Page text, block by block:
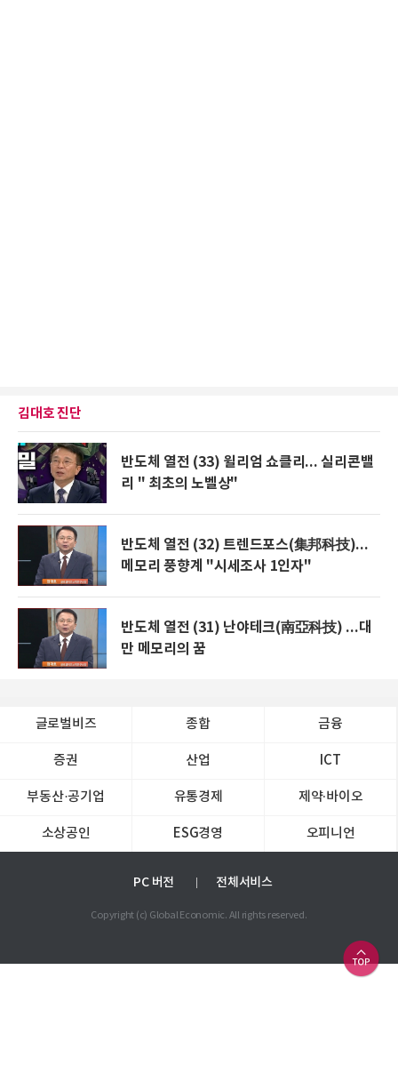
김대호 진단
반도체 열전 (33) 윌리엄 쇼클리... 실리콘밸
리 " 최초의 노벨상"
반도체 열전 (32) 트렌드포스(集邦科技)...
메모리 풍향계 "시세조사 1인자"
반도체 열전 (31) 난야테크(南亞科技) ...대
만 메모리의 꿈
글로벌비즈 종합 금융
증권 산업 ICT
부동산·공기업 유통경제 제약∙바이오
소상공인 ESG경영 오피니언
PC 버전 전체서비스
Copyright (c) Global Economic. All rights reserved.